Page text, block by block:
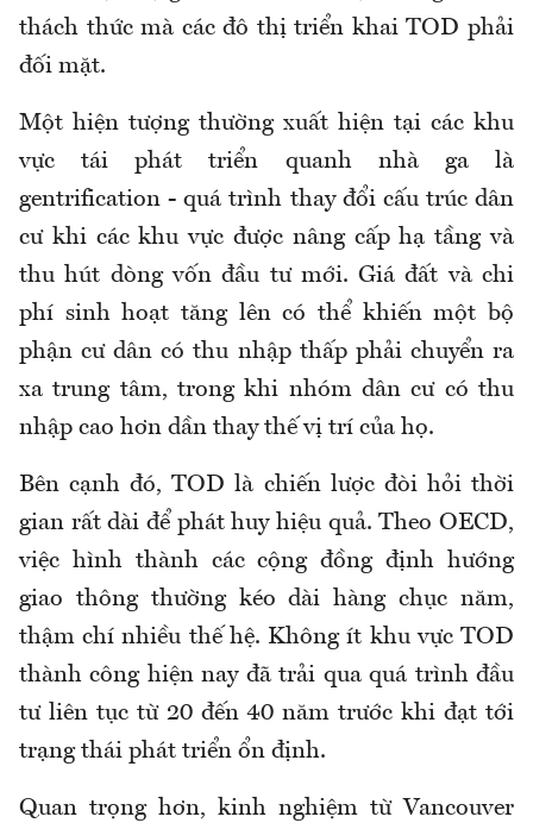
thách thức mà các đô thị triển khai TOD phải
đối mặt.
Một hiện tượng thường xuất hiện tại các khu
vực tái phát triển quanh nhà ga là
gentrification - quá trình thay đổi cấu trúc dân
cư khi các khu vực được nâng cấp hạ tầng và
thu hút dòng vốn đầu tư mới. Giá đất và chi
phí sinh hoạt tăng lên có thể khiến một bộ
phận cư dân có thu nhập thấp phải chuyển ra
xa trung tâm, trong khi nhóm dân cư có thu
nhập cao hơn dần thay thế vị trí của họ.
Bên cạnh đó, TOD là chiến lược đòi hỏi thời
gian rất dài để phát huy hiệu quả. Theo OECD,
việc hình thành các cộng đồng định hướng
giao thông thường kéo dài hàng chục năm,
thậm chí nhiều thế hệ. Không ít khu vực TOD
thành công hiện nay đã trải qua quá trình đầu
tư liên tục từ 20 đến 40 năm trước khi đạt tới
trạng thái phát triển ổn định.
Quan trọng hơn, kinh nghiệm từ Vancouver